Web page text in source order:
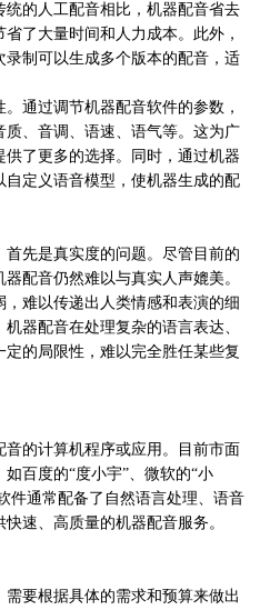
的人工配音相比，机器配音省去
了大量时间和人力成本。此外，
制可以生成多个版本的配音，适
通过调节机器配音软件的参数，
、音调、语速、语气等。这为广
了更多的选择。同时，通过机器
定义语音模型，使机器生成的配
先是真实度的问题。尽管目前的
配音仍然难以与真实人声媲美。
难以传递出人类情感和表演的细
器配音在处理复杂的语言表达、
的局限性，难以完全胜任某些复
的计算机程序或应用。目前市面
百度的“度小宇”、微软的“小
件通常配备了自然语言处理、语音
速、高质量的机器配音服务。
要根据具体的需求和预算来做出